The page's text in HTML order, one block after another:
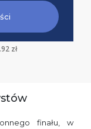
zł
finału, w